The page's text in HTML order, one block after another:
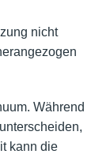
nicht
Während
kann die